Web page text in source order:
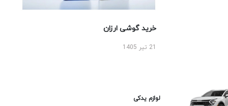
خرید گوشی ارزان
لوازم یدکی